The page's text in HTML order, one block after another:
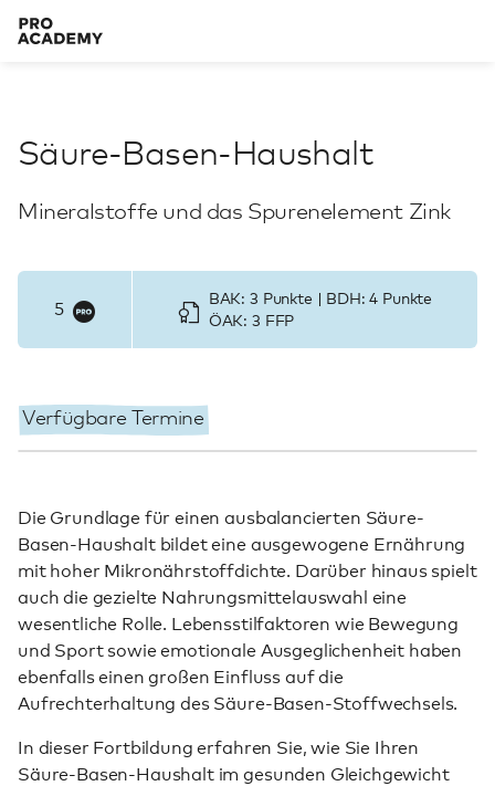
Säure-Basen-Haushalt
Mineralstoffe und das Spurenelement Zink
5
BAK: 3 Punkte | BDH: 4 Punkte
ÖAK: 3 FFP
Verfügbare Termine
Die Grundlage für einen ausbalancierten Säure-
Basen-Haushalt bildet eine ausgewogene Ernährung
mit hoher Mikronährstoffdichte. Darüber hinaus spielt
auch die gezielte Nahrungsmittelauswahl eine
wesentliche Rolle. Lebensstilfaktoren wie Bewegung
und Sport sowie emotionale Ausgeglichenheit haben
ebenfalls einen großen Einfluss auf die
Aufrechterhaltung des Säure-Basen-Stoffwechsels.
In dieser Fortbildung erfahren Sie, wie Sie Ihren
Säure-Basen-Haushalt im gesunden Gleichgewicht